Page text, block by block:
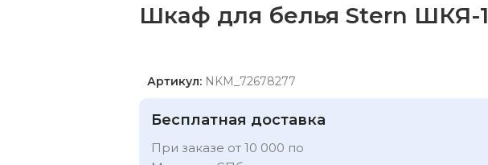
Шкаф для белья Stern ШКЯ-1
Артикул: NKM_72678277
Бесплатная доставка
При заказе от 10 000 по